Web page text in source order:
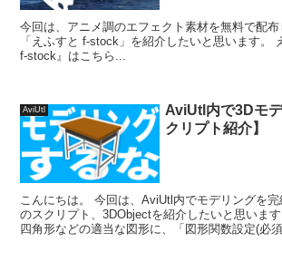
今回は、アニメ調のエフェクト素材を無料で配布
「えふすと f-stock」を紹介したいと思います。
f-stock』はこちら...
AviUtl
AviUtl内で3Dモ
クリプト紹介】
こんにちは。 今回は、AviUtl内でモデリングを
のスクリプト、3DObjectを紹介したいと思います
四角形などの適当な図形に、「図形関数設定(必須